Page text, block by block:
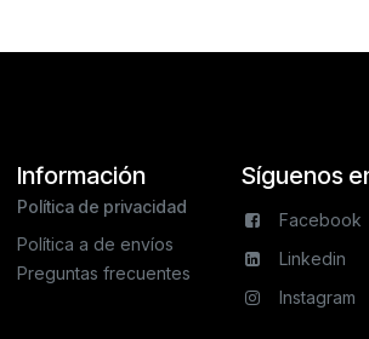
Síguenos
Facebook
Linkedin
Instagram
Información
Política de privacidad
Política a de envíos
Preguntas frecuentes